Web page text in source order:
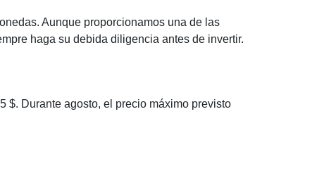
Aunque proporcionamos una de las
haga su debida diligencia antes de invertir.
$. Durante agosto, el precio máximo previsto